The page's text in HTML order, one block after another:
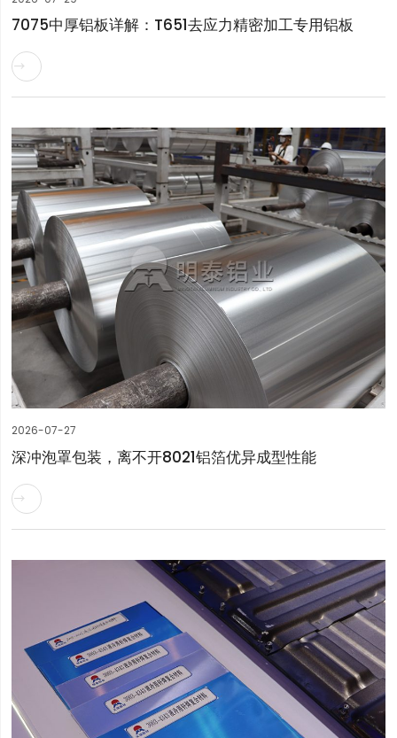
7075中厚铝板详解：T651去应力精密加工专用铝板

2026-07-27
深冲泡罩包装，离不开8021铝箔优异成型性能
